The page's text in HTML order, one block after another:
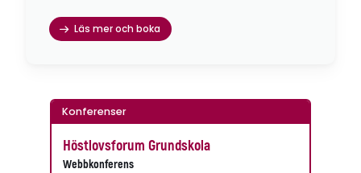
Läs mer och boka
Konferenser
Höstlovsforum Grundskola
Webbkonferens